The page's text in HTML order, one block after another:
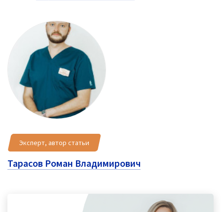
Эксперт, автор статьи
Тарасов Роман Владимирович